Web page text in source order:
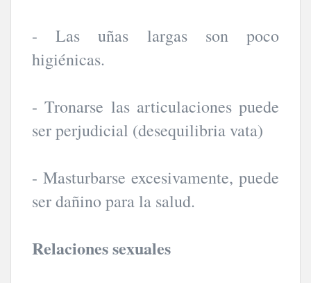
- Las uñas largas son poco
higiénicas.
- Tronarse las articulaciones puede
ser perjudicial (desequilibria vata)
- Masturbarse excesivamente, puede
ser dañino para la salud.
Relaciones sexuales